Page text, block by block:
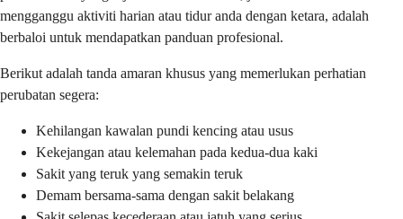
mengganggu aktiviti harian atau tidur anda dengan ketara, adalah
berbaloi untuk mendapatkan panduan profesional.
Berikut adalah tanda amaran khusus yang memerlukan perhatian
perubatan segera:
Kehilangan kawalan pundi kencing atau usus
Kekejangan atau kelemahan pada kedua-dua kaki
Sakit yang teruk yang semakin teruk
Demam bersama-sama dengan sakit belakang